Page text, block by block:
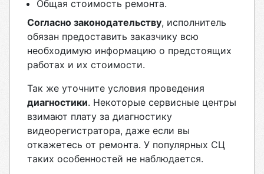
Общая стоимость ремонта.
Согласно законодательству, исполнитель
обязан предоставить заказчику всю
необходимую информацию о предстоящих
работах и их стоимости.
Так же уточните условия проведения
диагностики. Некоторые сервисные центры
взимают плату за диагностику
видеорегистратора, даже если вы
откажетесь от ремонта. У популярных СЦ
таких особенностей не наблюдается.